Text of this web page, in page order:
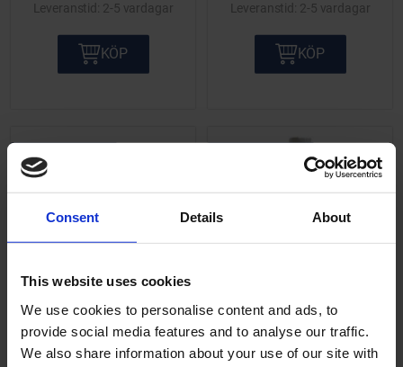
Consent Details About
This website uses cookies
We use cookies to personalise content and ads, to
provide social media features and to analyse our traffic.
We also share information about your use of our site with
2-5 vardagar
KÖP
2-5 vardagar
KÖP
Handrengöring Ettans
525ml
60%
Handrengöring Goop
orange Pumice 473ml
Lägg